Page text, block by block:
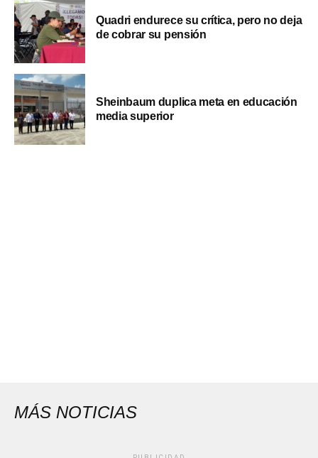
Quadri endurece su crítica, pero no deja
de cobrar su pensión
Sheinbaum duplica meta en educación
media superior
MÁS NOTICIAS